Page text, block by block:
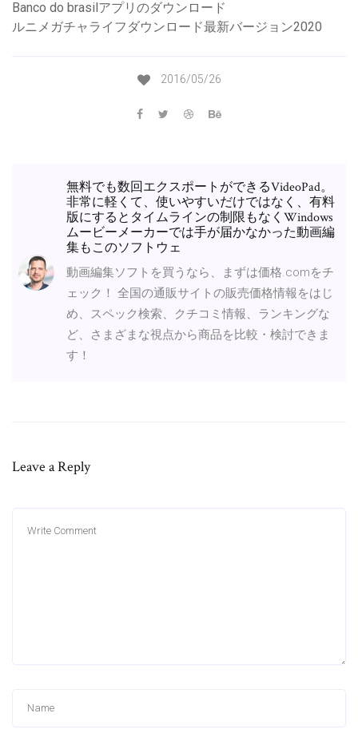
Banco do brasilアプリのダウンロード
ルニメガチャライフダウンロード最新バージョン2020
2016/05/26
無料でも数回エクスポートができるVideoPad。
非常に軽くて、使いやすいだけではなく、有料
版にするとタイムラインの制限もなくWindows
ムービーメーカーでは手が届かなかった動画編
集もこのソフトウェ
動画編集ソフトを買うなら、まずは価格.comをチ
ェック！ 全国の通販サイトの販売価格情報をはじ
め、スペック検索、クチコミ情報、ランキングな
ど、さまざまな視点から商品を比較・検討できま
す！
Leave a Reply